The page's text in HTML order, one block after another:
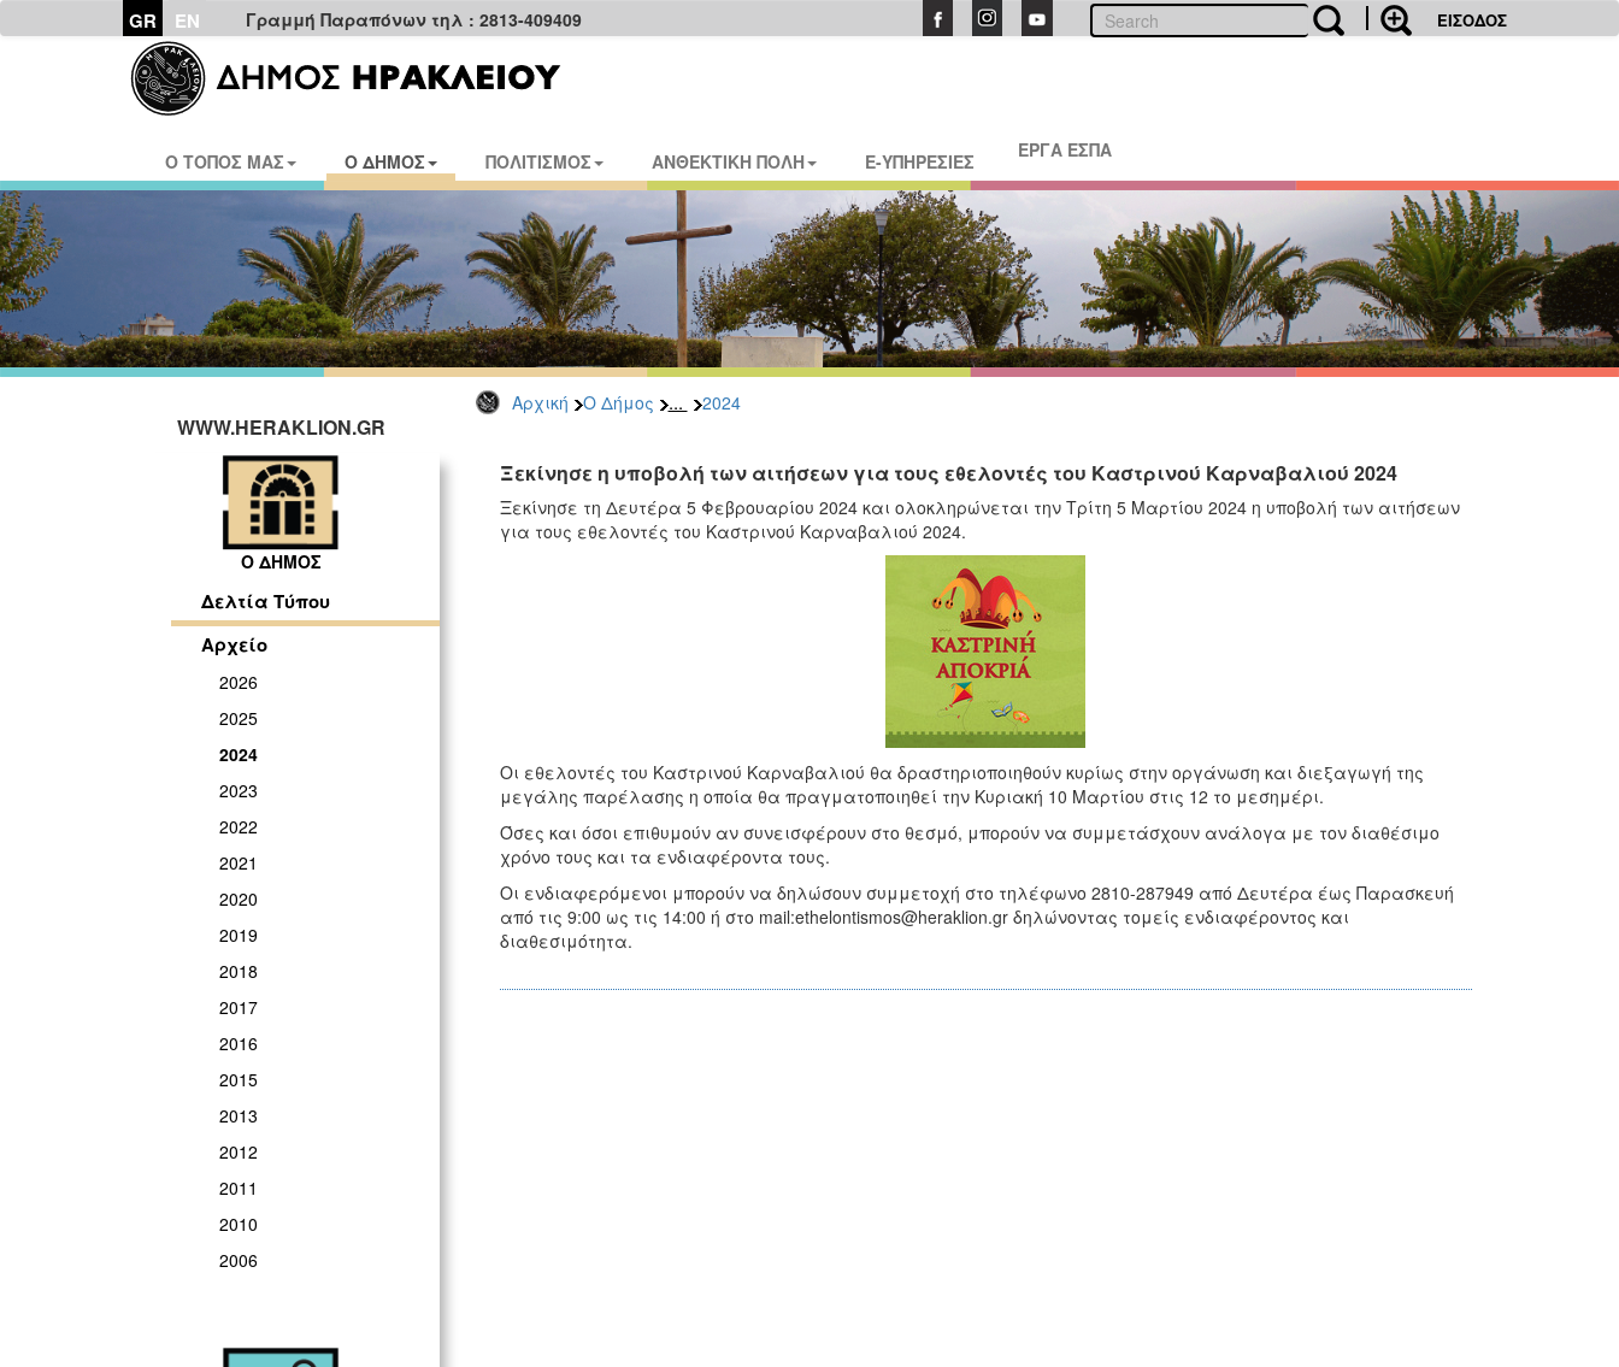
GR EN Γραμμή Παραπόνων τηλ : 2813-409409 ΕΙΣΟΔΟΣ
Ο ΤΟΠΟΣ ΜΑΣ Ο ΔΗΜΟΣ ΠΟΛΙΤΙΣΜΟΣ ΑΝΘΕΚΤΙΚΗ ΠΟΛΗ E-ΥΠΗΡΕΣΙΕΣ ΕΡΓΑ ΕΣΠΑ
Αρχική Ο Δήμος ... 2024
WWW.HERAKLION.GR
Ο ΔΗΜΟΣ
Δελτία Τύπου
Αρχείο
2026
2025
2024
2023
2022
2021
2020
2019
2018
2017
2016
2015
2013
2012
2011
2010
2006
Ξεκίνησε η υποβολή των αιτήσεων για τους εθελοντές του Καστρινού Καρναβαλιού 2024
Ξεκίνησε τη Δευτέρα 5 Φεβρουαρίου 2024 και ολοκληρώνεται την Τρίτη 5 Μαρτίου 2024 η υποβολή των αιτήσεων
για τους εθελοντές του Καστρινού Καρναβαλιού 2024.
Οι εθελοντές του Καστρινού Καρναβαλιού θα δραστηριοποιηθούν κυρίως στην οργάνωση και διεξαγωγή της
μεγάλης παρέλασης η οποία θα πραγματοποιηθεί την Κυριακή 10 Μαρτίου στις 12 το μεσημέρι.
Όσες και όσοι επιθυμούν αν συνεισφέρουν στο θεσμό, μπορούν να συμμετάσχουν ανάλογα με τον διαθέσιμο
χρόνο τους και τα ενδιαφέροντα τους.
Οι ενδιαφερόμενοι μπορούν να δηλώσουν συμμετοχή στο τηλέφωνο 2810-287949 από Δευτέρα έως Παρασκευή
από τις 9:00 ως τις 14:00 ή στο mail:ethelontismos@heraklion.gr δηλώνοντας τομείς ενδιαφέροντος και
διαθεσιμότητα.